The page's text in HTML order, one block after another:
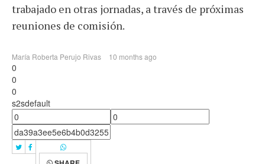
trabajado en otras jornadas, a través de próximas
reuniones de comisión.
María Roberta Perujo Rivas 10 months ago
0
0
0
s2sdefault